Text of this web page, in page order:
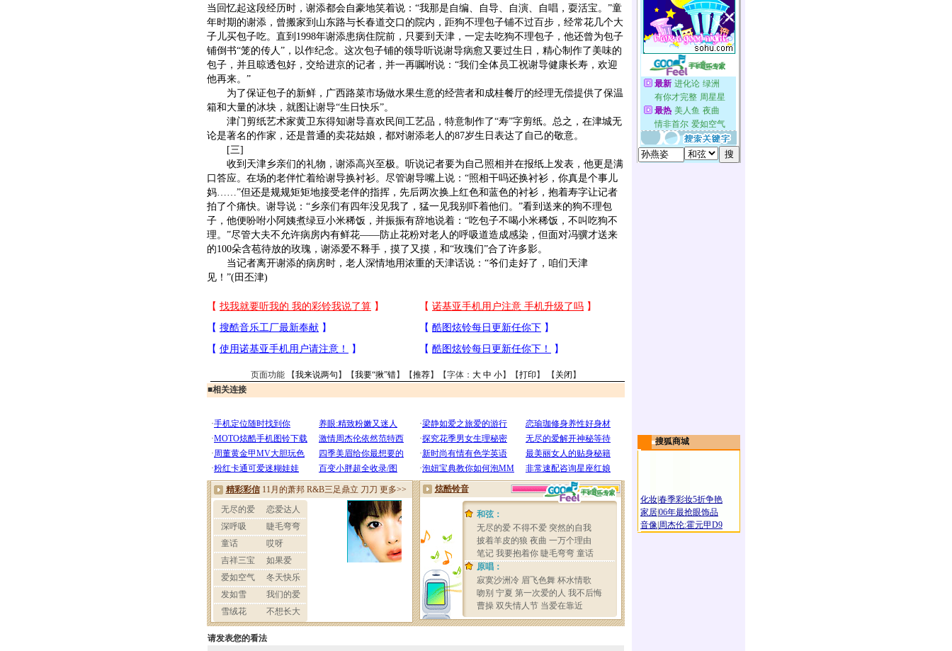
当回忆起这段经历时，谢添都会自豪地笑着说：“我那是自编、自导、自演、自唱，耍活宝。”童
年时期的谢添，曾搬家到山东路与长春道交口的院内，距狗不理包子铺不过百步，经常花几个大
子儿买包子吃。直到1998年谢添患病住院前，只要到天津，一定去吃狗不理包子，他还曾为包子
铺倒书“笼的传人”，以作纪念。这次包子铺的领导听说谢导病愈又要过生日，精心制作了美味的
包子，并且晾透包好，交给进京的记者，并一再嘱咐说：“我们全体员工祝谢导健康长寿，欢迎
他再来。”
为了保证包子的新鲜，广西路菜市场做水果生意的经营者和成桂餐厅的经理无偿提供了保温
箱和大量的冰块，就图让谢导“生日快乐”。
津门剪纸艺术家黄卫东得知谢导喜欢民间工艺品，特意制作了“寿”字剪纸。总之，在津城无
论是著名的作家，还是普通的卖花姑娘，都对谢添老人的87岁生日表达了自己的敬意。
[三]
收到天津乡亲们的礼物，谢添高兴至极。听说记者要为自己照相并在报纸上发表，他更是满
口答应。在场的老伴忙着给谢导换衬衫。尽管谢导嘴上说：“照相干吗还换衬衫，你真是个事儿
妈……”但还是规规矩矩地接受老伴的指挥，先后两次换上红色和蓝色的衬衫，抱着寿字让记者
拍了个痛快。谢导说：“乡亲们有四年没见我了，猛一见我别吓着他们。”看到送来的狗不理包
子，他便吩咐小阿姨煮绿豆小米稀饭，并振振有辞地说着：“吃包子不喝小米稀饭，不叫吃狗不
理。”尽管大夫不允许病房内有鲜花——防止花粉对老人的呼吸道造成感染，但面对冯骥才送来
的100朵含苞待放的玫瑰，谢添爱不释手，摸了又摸，和“玫瑰们”合了许多影。
当记者离开谢添的病房时，老人深情地用浓重的天津话说：“爷们走好了，咱们天津
见！”(田丕津)
页面功能 【我来说两句 】【我要“揪”错】【推荐】【字体： 大 中 小】【打印 】 【 关闭 】
■相关连接
请发表您的看法
搜狐商城
化妆春季彩妆5折争艳
家居06年最抢眼饰品
音像 周杰伦:霍元甲D9